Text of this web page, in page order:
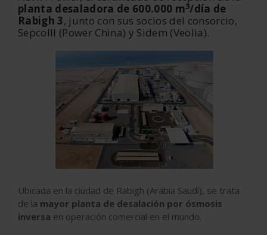
planta desaladora de 600.000 m3/día de
Rabigh 3, junto con sus socios del consorcio,
SepcoIII (Power China) y Sidem (Veolia).
Ubicada en la ciudad de Rabigh (Arabia Saudí), se trata
de la mayor planta de desalación por ósmosis
inversa en operación comercial en el mundo.